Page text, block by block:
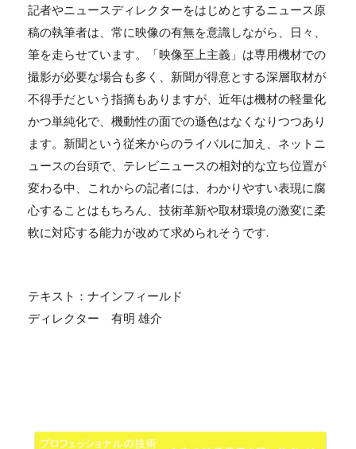
記者やニュースディレクターをはじめとするニュース原
稿の執筆者は、常に映像の有無を意識しながら、日々、
筆を走らせています。「映像至上主義」は専用機材での
撮影が必要な場合も多く、新聞が得意とする深層取材が
不得手だという指摘もありますが、近年は機材の軽量化
かつ単純化で、機動性の面での遜色はなくなりつつあり
ます。新聞という従来からのライバルに加え、ネットニ
ュースの台頭で、テレビニュースの相対的な立ち位置が
変わる中、これからの記者には、わかりやすい表現に腐
心することはもちろん、技術革新や取材環境の激変に柔
軟に対応する能力が改めて求められそうです.
テキスト：ナインフィールド
ディレクター 有明 雄介